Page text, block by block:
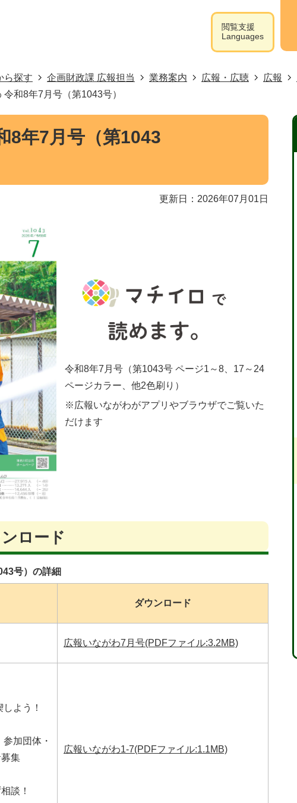
閲覧支援
Languages
ら探す 企画財政課 広報担当 業務案内 広報・広聴 広報
令和8年7月号（第1043号）
8年7月号（第1043
更新日：2026年07月01日
令和8年7月号（第1043号 ページ1～8、17～24
ページカラー、他2色刷り）
※広報いながわがアプリやブラウザでご覧いた
だけます
ロード
号）の詳細
ダウンロード
広報いながわ7月号(PDFファイル:3.2MB)
よう！
加団体・
集
談！
広報いながわ1-7(PDFファイル:1.1MB)